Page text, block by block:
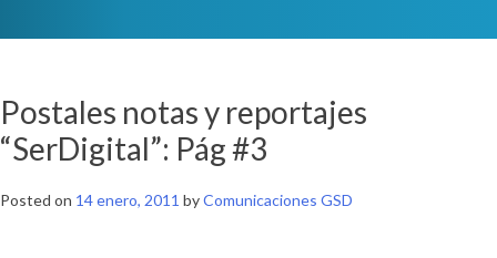
Postales notas y reportajes
“SerDigital”: Pág #3
Posted on 14 enero, 2011 byComunicaciones GSD